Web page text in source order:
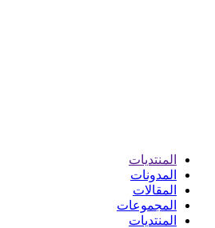
المنتديات
المدونات
المقالات
المجموعات
المنتديات